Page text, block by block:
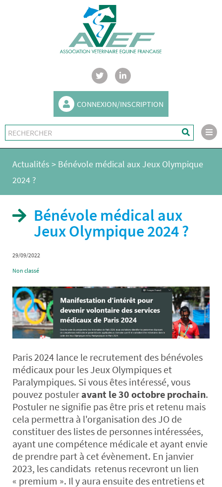
CONNEXION/INSCRIPTION
Actualités > Bénévole médical aux Jeux Olympique
2024 ?
Bénévole médical aux
Jeux Olympique 2024 ?
29/09/2022
Non classé
Paris 2024 lance le recrutement des bénévoles
médicaux pour les Jeux Olympiques et
Paralympiques. Si vous êtes intéressé, vous
pouvez postuler avant le 30 octobre prochain.
Postuler ne signifie pas être pris et retenu mais
cela permettra à l'organisation des JO de
constituer des listes de personnes intéressées,
ayant une compétence médicale et ayant envie
de prendre part à cet évènement. En janvier
2023, les candidats retenus recevront un lien
« premium ». Il y aura ensuite des entretiens et